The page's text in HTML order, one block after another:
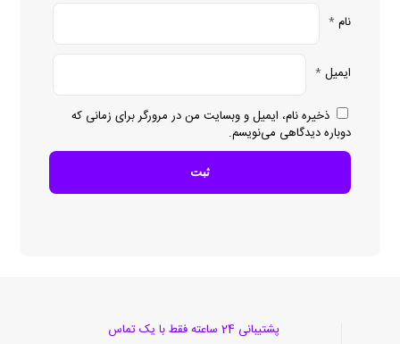
نام *
ایمیل *
ذخیره نام، ایمیل و وبسایت من در مرورگر برای زمانی که
دوباره دیدگاهی می‌نویسم.
پشتیبانی 24 ساعته فقط با یک تماس